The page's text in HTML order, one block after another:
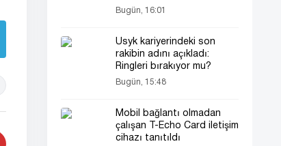
Bugün, 16:01
Usyk kariyerindeki son
rakibin adını açıkladı:
Ringleri bırakıyor mu?
Bugün, 15:48
Mobil bağlantı olmadan
çalışan T-Echo Card iletişim
cihazı tanıtıldı